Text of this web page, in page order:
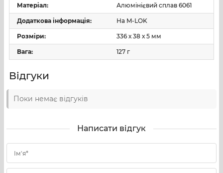
Матеріал: Алюмінієвий сплав 6061
Додаткова інформація: На M-LOK
Розміри: 336 х 38 х 5 мм
Вага: 127 г
Відгуки
Поки немає відгуків
Написати відгук
Ім'я*